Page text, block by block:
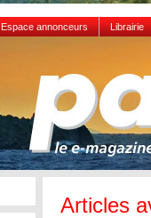
Espace annonceurs Librairie
Articles